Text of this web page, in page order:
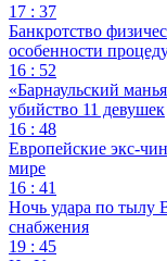
17 : 37
Банкротство
особенности
16 : 52
«Барнаульский
убийство 11 девушек
16 : 48
Европейские экс-
мире
16 : 41
Ночь удара по тылу
снабжения
19 : 45